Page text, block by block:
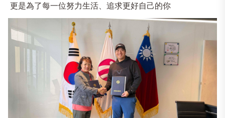
更是為了每一位努力生活、追求更好自己的你